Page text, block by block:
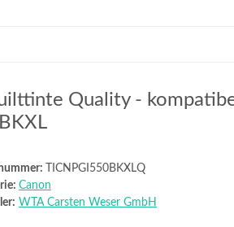
Quality -
TICNPGI550BKXLQ
Canon
WTA Carsten Weser GmbH